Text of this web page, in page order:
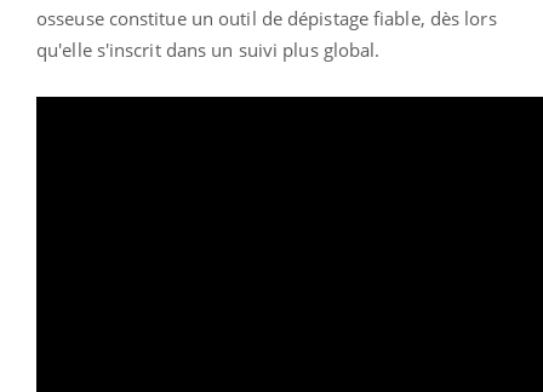
osseuse constitue un outil de dépistage fiable, dès lors
qu'elle s'inscrit dans un suivi plus global.